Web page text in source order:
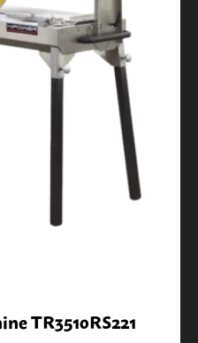
TR3510RS221